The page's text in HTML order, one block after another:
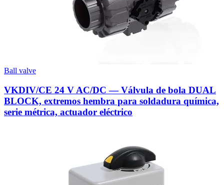
Ball valve
VKDIV/CE 24 V AC/DC — Válvula de bola DUAL
BLOCK, extremos hembra para soldadura química,
serie métrica, actuador eléctrico